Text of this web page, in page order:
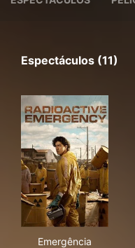
Espectáculos (11)
Emergência